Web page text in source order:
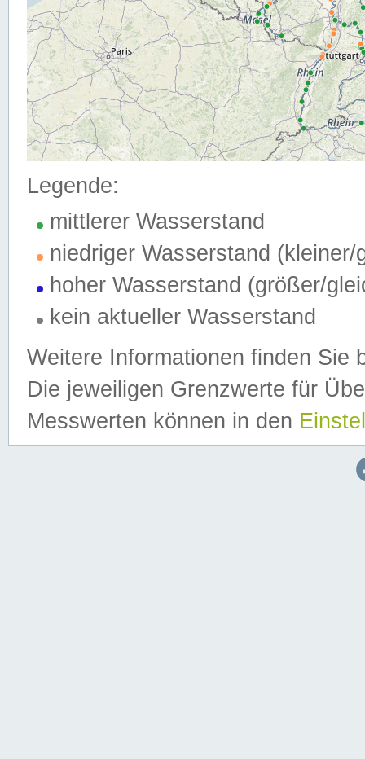
Legende:
mittlerer Wasserstand
niedriger Wasserstand (kleiner/
hoher Wasserstand (größer/
kein aktueller Wasserstand
Weitere Informationen finden Sie
Die jeweiligen Grenzwerte für
Messwerten können in den